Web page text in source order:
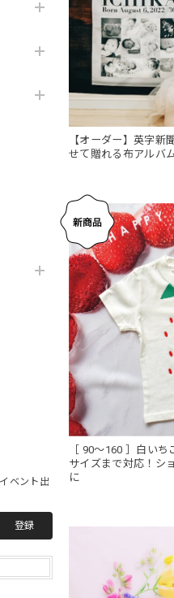
ベント出
登録
【オーダー】英字新
せて贈れる布アルバ
［ 90～160 ］白い
サイズまで対応！シ
に